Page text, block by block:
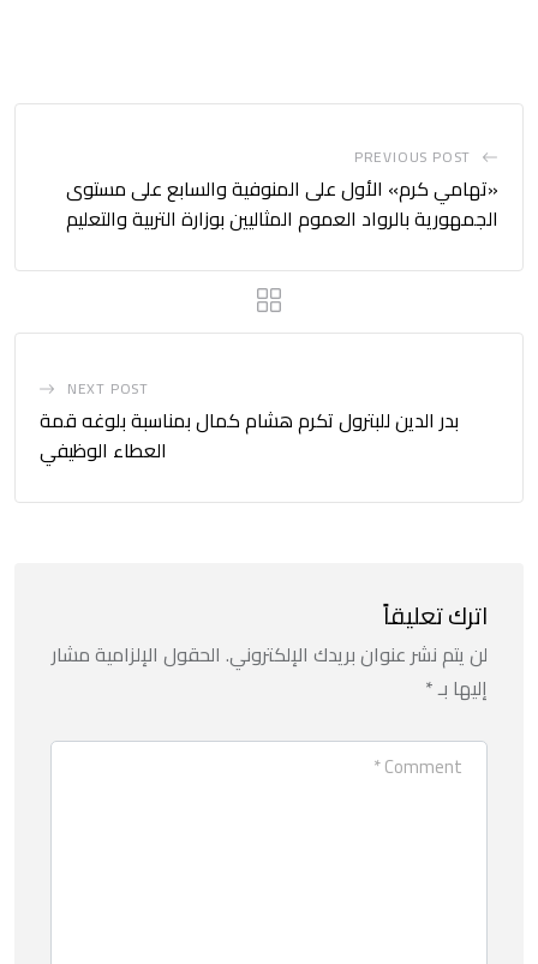
PREVIOUS POST
«تهامي كرم» الأول على المنوفية والسابع على مستوى
الجمهورية بالرواد العموم المثاليين بوزارة التربية والتعليم
NEXT POST
بدر الدين للبترول تكرم هشام كمال بمناسبة بلوغه قمة
العطاء الوظيفي
اترك تعليقاً
لن يتم نشر عنوان بريدك الإلكتروني. الحقول الإلزامية مشار
إليها بـ*